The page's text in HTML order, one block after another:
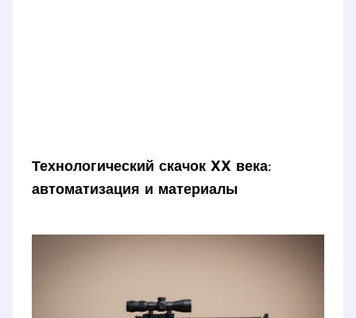
Технологический скачок XX века:
автоматизация и материалы